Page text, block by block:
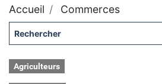
Accueil Commerces
Agriculteurs